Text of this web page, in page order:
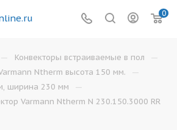
0
— Конвекторы встраиваемые в пол —
Ntherm высота 150 мм. —
ширина 230 мм —
Varmann Ntherm N 230.150.3000 RR